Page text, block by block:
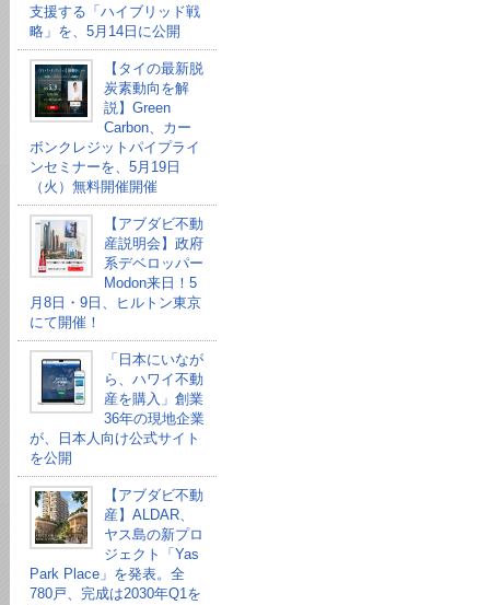
支援する「ハイブリッド戦
略」を、5月14日に公開
【タイの最新脱
炭素動向を解
説】Green
Carbon、カー
ボンクレジットパイプライ
ンセミナーを、5月19日
（火）無料開催開催
【アブダビ不動
産説明会】政府
系デベロッパー
Modon来日！5
月8日・9日、ヒルトン東京
にて開催！
「日本にいなが
ら、ハワイ不動
産を購入」創業
36年の現地企業
が、日本人向け公式サイト
を公開
【アブダビ不動
産】ALDAR、
ヤス島の新プロ
ジェクト「Yas
Park Place」を発表。全
780戸、完成は2030年Q1を